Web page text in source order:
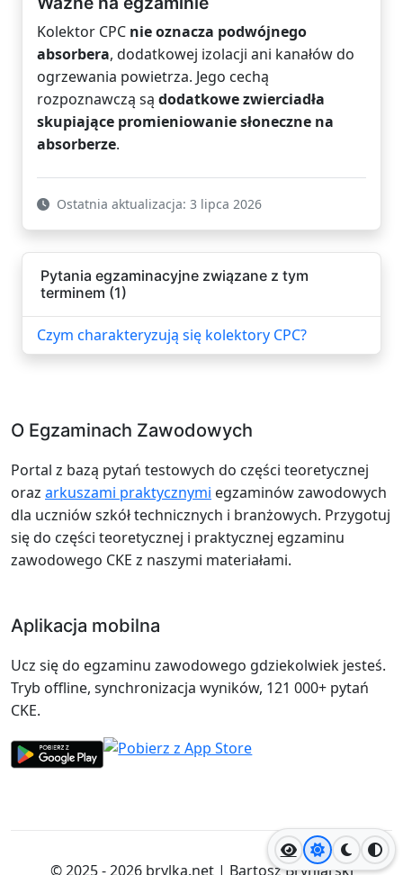
Jasny motyw
Ciemny
Kolektor CPC nie oznacza podwójnego
absorbera, dodatkowej izolacji ani kanałów do
ogrzewania powietrza. Jego cechą
rozpoznawczą są dodatkowe zwierciadła
skupiające promieniowanie słoneczne na
absorberze.
Ostatnia aktualizacja: 3 lipca 2026
Pytania egzaminacyjne związane z tym
terminem (1)
Czym charakteryzują się kolektory CPC?
O Egzaminach Zawodowych
Portal z bazą pytań testowych do części teoretycznej
oraz arkuszami praktycznymi egzaminów zawodowych
dla uczniów szkół technicznych i branżowych. Przygotuj
się do części teoretycznej i praktycznej egzaminu
zawodowego CKE z naszymi materiałami.
Aplikacja mobilna
Ucz się do egzaminu zawodowego gdziekolwiek jesteś.
Tryb offline, synchronizacja wyników, 121 000+ pytań
CKE.
© 2025 - 2026 brylka.net| Bartosz Bryniarski